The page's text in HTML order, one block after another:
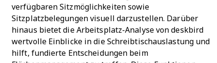
verfügbaren Sitzmöglichkeiten sowie
Sitzplatzbelegungen visuell darzustellen. Darüber
hinaus bietet die Arbeitsplatz-Analyse von deskbird
wertvolle Einblicke in die Schreibtischauslastung und
hilft, fundierte Entscheidungen beim